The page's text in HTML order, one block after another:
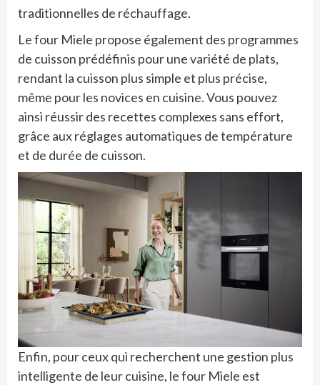
traditionnelles de réchauffage.
Le four Miele propose également des programmes
de cuisson prédéfinis pour une variété de plats,
rendant la cuisson plus simple et plus précise,
même pour les novices en cuisine. Vous pouvez
ainsi réussir des recettes complexes sans effort,
grâce aux réglages automatiques de température
et de durée de cuisson.
Enfin, pour ceux qui recherchent une gestion plus
intelligente de leur cuisine, le four Miele est